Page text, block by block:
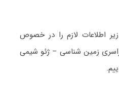
اطلاعات لازم را در خصوص
زمین شناسی – ژئو شیمی